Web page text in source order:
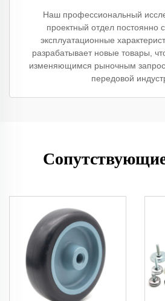
Наш профессиональный
проектный отдел постоянно
эксплуатационные
разрабатывает новые товары,
изменяющимся рыночным
передовой